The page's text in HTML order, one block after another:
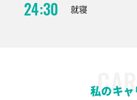
24:30 就寝
私のキ